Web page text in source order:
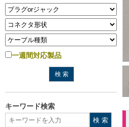
一週間対応製品
キーワード検索